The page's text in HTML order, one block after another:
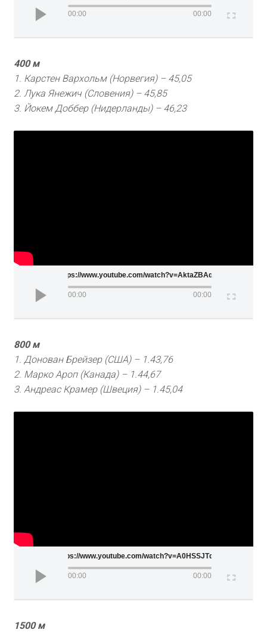
00:00 00:00
400 м
1. Карстен Вархольм (Норвегия) – 45,05
2. Лука Янежич (Словения) – 45,85
3. Йокем Доббер (Нидерланды) – 46,23
https://www.youtube.com/watch?v=AktaZBAq768
00:00 00:00
800 м
1. Донован Брейзер (США) – 1.43,76
2. Марко Ароп (Канада) – 1.44,67
3. Андреас Крамер (Швеция) – 1.45,04
https://www.youtube.com/watch?v=A0HSSJTdRFo
00:00 00:00
1500 м